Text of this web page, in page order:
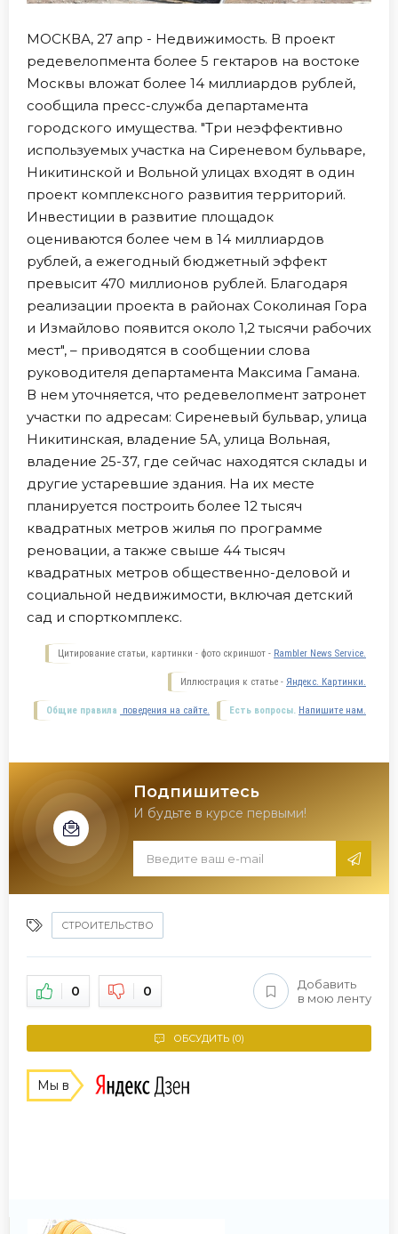
МОСКВА, 27 апр - Недвижимость. В проект
редевелопмента более 5 гектаров на востоке
Москвы вложат более 14 миллиардов рублей,
сообщила пресс-служба департамента
городского имущества. "Три неэффективно
используемых участка на Сиреневом бульваре,
Никитинской и Вольной улицах входят в один
проект комплексного развития территорий.
Инвестиции в развитие площадок
оцениваются более чем в 14 миллиардов
рублей, а ежегодный бюджетный эффект
превысит 470 миллионов рублей. Благодаря
реализации проекта в районах Соколиная Гора
и Измайлово появится около 1,2 тысячи рабочих
мест", – приводятся в сообщении слова
руководителя департамента Максима Гамана.
В нем уточняется, что редевелопмент затронет
участки по адресам: Сиреневый бульвар, улица
Никитинская, владение 5А, улица Вольная,
владение 25-37, где сейчас находятся склады и
другие устаревшие здания. На их месте
планируется построить более 12 тысяч
квадратных метров жилья по программе
реновации, а также свыше 44 тысяч
квадратных метров общественно-деловой и
социальной недвижимости, включая детский
сад и спорткомплекс.
Цитирование статьи, картинки - фото скриншот - Rambler News Service.
Иллюстрация к статье - Яндекс. Картинки.
Есть вопросы. Напишите нам.
Общие правила поведения на сайте.
Подпишитесь
И будьте в курсе первыми!
СТРОИТЕЛЬСТВО
0 0
Добавить
в мою ленту
ОБСУДИТЬ (0)
Мы в